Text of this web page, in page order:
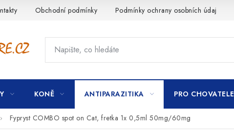
Obchodní podmínky Podmínky ochrany osobních údajů
KONĚ ANTIPARAZITIKA PRO CHOVATELE
Fypryst COMBO spot on Cat, fretka 1x 0,5ml 50mg/60mg